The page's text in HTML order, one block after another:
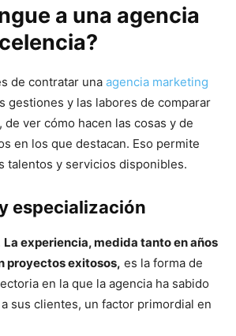
a una agencia
de contratar una agencia marketing
gestiones y las labores de comparar
ver cómo hacen las cosas y de
en los que destacan. Eso permite
talentos y servicios disponibles.
especialización
La experiencia, medida tanto en años
proyectos exitosos, es la forma de
en la que la agencia ha sabido
sus clientes, un factor primordial en